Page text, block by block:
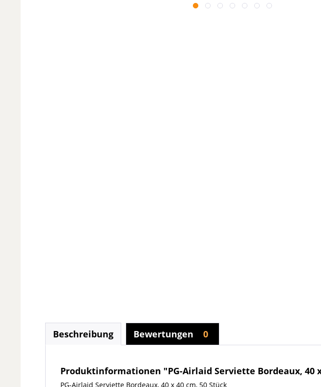
Beschreibung Bewertungen 0
Produktinformationen "PG-Airlaid Serviette Bordeaux, 40
PG-Airlaid Serviette Bordeaux, 40 x 40 cm, 50 Stück